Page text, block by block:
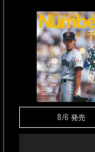
8/6 発売